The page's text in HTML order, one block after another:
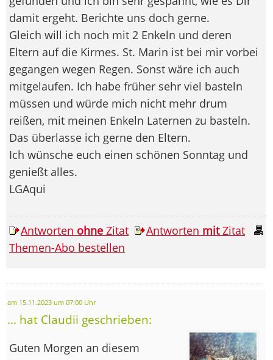
damit ergeht. Berichte uns doch gerne.
Gleich will ich noch mit 2 Enkeln und deren
Eltern auf die Kirmes. St. Marin ist bei mir vorbei
gegangen wegen Regen. Sonst wäre ich auch
mitgelaufen. Ich habe früher sehr viel basteln
müssen und würde mich nicht mehr drum
reißen, mit meinen Enkeln Laternen zu basteln.
Das überlasse ich gerne den Eltern.
Ich wünsche euch einen schönen Sonntag und
genießt alles.
LGAqui
Antworten ohne Zitat Antworten mitZitat
Themen-Abo bestellen
am 15.11.2023 um 07:00 Uhr
... hat Claudii geschrieben:
Guten Morgen an diesem